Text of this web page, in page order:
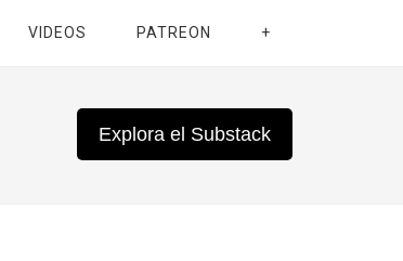
VIDEOS PATREON +
Explora el Substack